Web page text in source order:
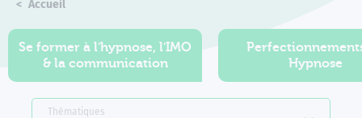
Accueil
Se former à l'hypnose, l'IMO
& la communication
Hypnose
Thématiques